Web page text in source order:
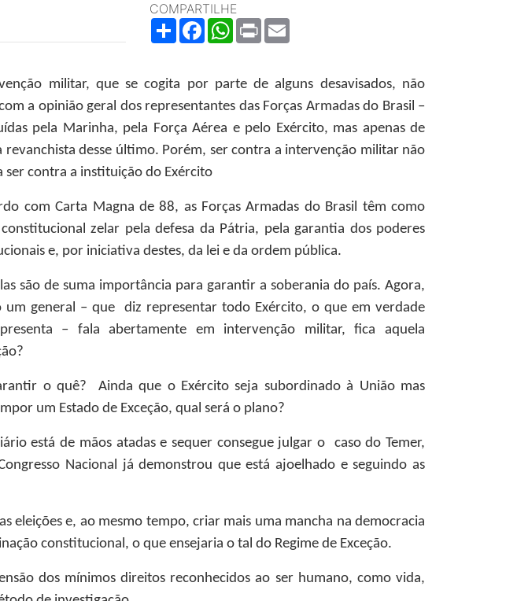
COMPARTILHE
ShareFacebookWhatsApp
Print
militar, que se cogita por parte de alguns desavisados, não
a opinião geral dos representantes das Forças Armadas do Brasil –
pela Marinha, pela Força Aérea e pelo Exército, mas apenas de
revanchista desse último. Porém, ser contra a intervenção militar não
ser contra a instituição do Exército
com Carta Magna de 88, as Forças Armadas do Brasil têm como
constitucional zelar pela defesa da Pátria, pela garantia dos poderes
e, por iniciativa destes, da lei e da ordem pública.
são de suma importância para garantir a soberania do país. Agora,
um general – que diz representar todo Exército, o que em verdade
– fala abertamente em intervenção militar, fica aquela
o quê? Ainda que o Exército seja subordinado à União mas
um Estado de Exceção, qual será o plano?
está de mãos atadas e sequer consegue julgar o caso do Temer,
Nacional já demonstrou que está ajoelhado e seguindo as
eleições e, ao mesmo tempo, criar mais uma mancha na democracia
constitucional, o que ensejaria o tal do Regime de Exceção.
dos mínimos direitos reconhecidos ao ser humano, como vida,